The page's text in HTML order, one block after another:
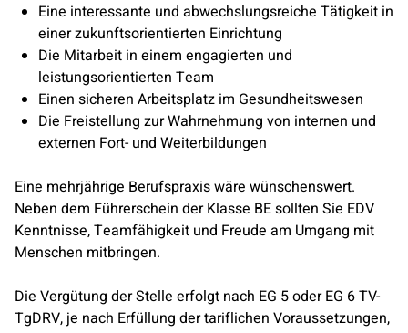
Eine interessante und abwechslungsreiche Tätigkeit in
einer zukunftsorientierten Einrichtung
Die Mitarbeit in einem engagierten und
leistungsorientierten Team
Einen sicheren Arbeitsplatz im Gesundheitswesen
Die Freistellung zur Wahrnehmung von internen und
externen Fort- und Weiterbildungen
Eine mehrjährige Berufspraxis wäre wünschenswert.
Neben dem Führerschein der Klasse BE sollten Sie EDV
Kenntnisse, Teamfähigkeit und Freude am Umgang mit
Menschen mitbringen.
Die Vergütung der Stelle erfolgt nach EG 5 oder EG 6 TV-
TgDRV, je nach Erfüllung der tariflichen Voraussetzungen,